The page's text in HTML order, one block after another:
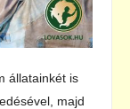
állatainkét is
majd